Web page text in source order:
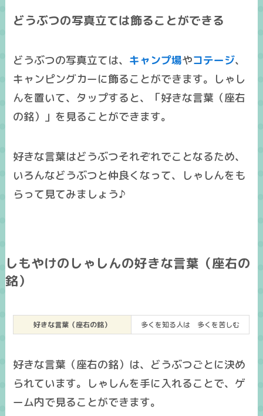
どうぶつの写真立ては飾ることができる
どうぶつの写真立ては、 キャンプ場やコテージ、
キャンピングカーに飾ることができます。しゃし
んを置いて、タップすると、「好きな言葉（座右
の銘）」を見ることができます。
好きな言葉はどうぶつそれぞれでことなるため、
いろんなどうぶつと仲良くなって、しゃしんをも
らって見てみましょう♪
しもやけのしゃしんの好きな言葉（座右の
銘）
好きな言葉（座右の銘） 多くを知る人は 多くを苦しむ
好きな言葉（座右の銘）は、どうぶつごとに決め
られています。しゃしんを手に入れることで、ゲ
ーム内で見ることができます。